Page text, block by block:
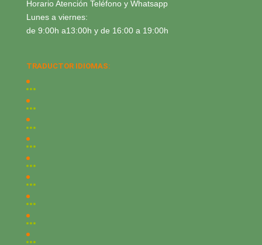
Horario Atención Teléfono y Whatsapp
Lunes a viernes:
de 9:00h a13:00h y de 16:00 a 19:00h
TRADUCTOR IDIOMAS: